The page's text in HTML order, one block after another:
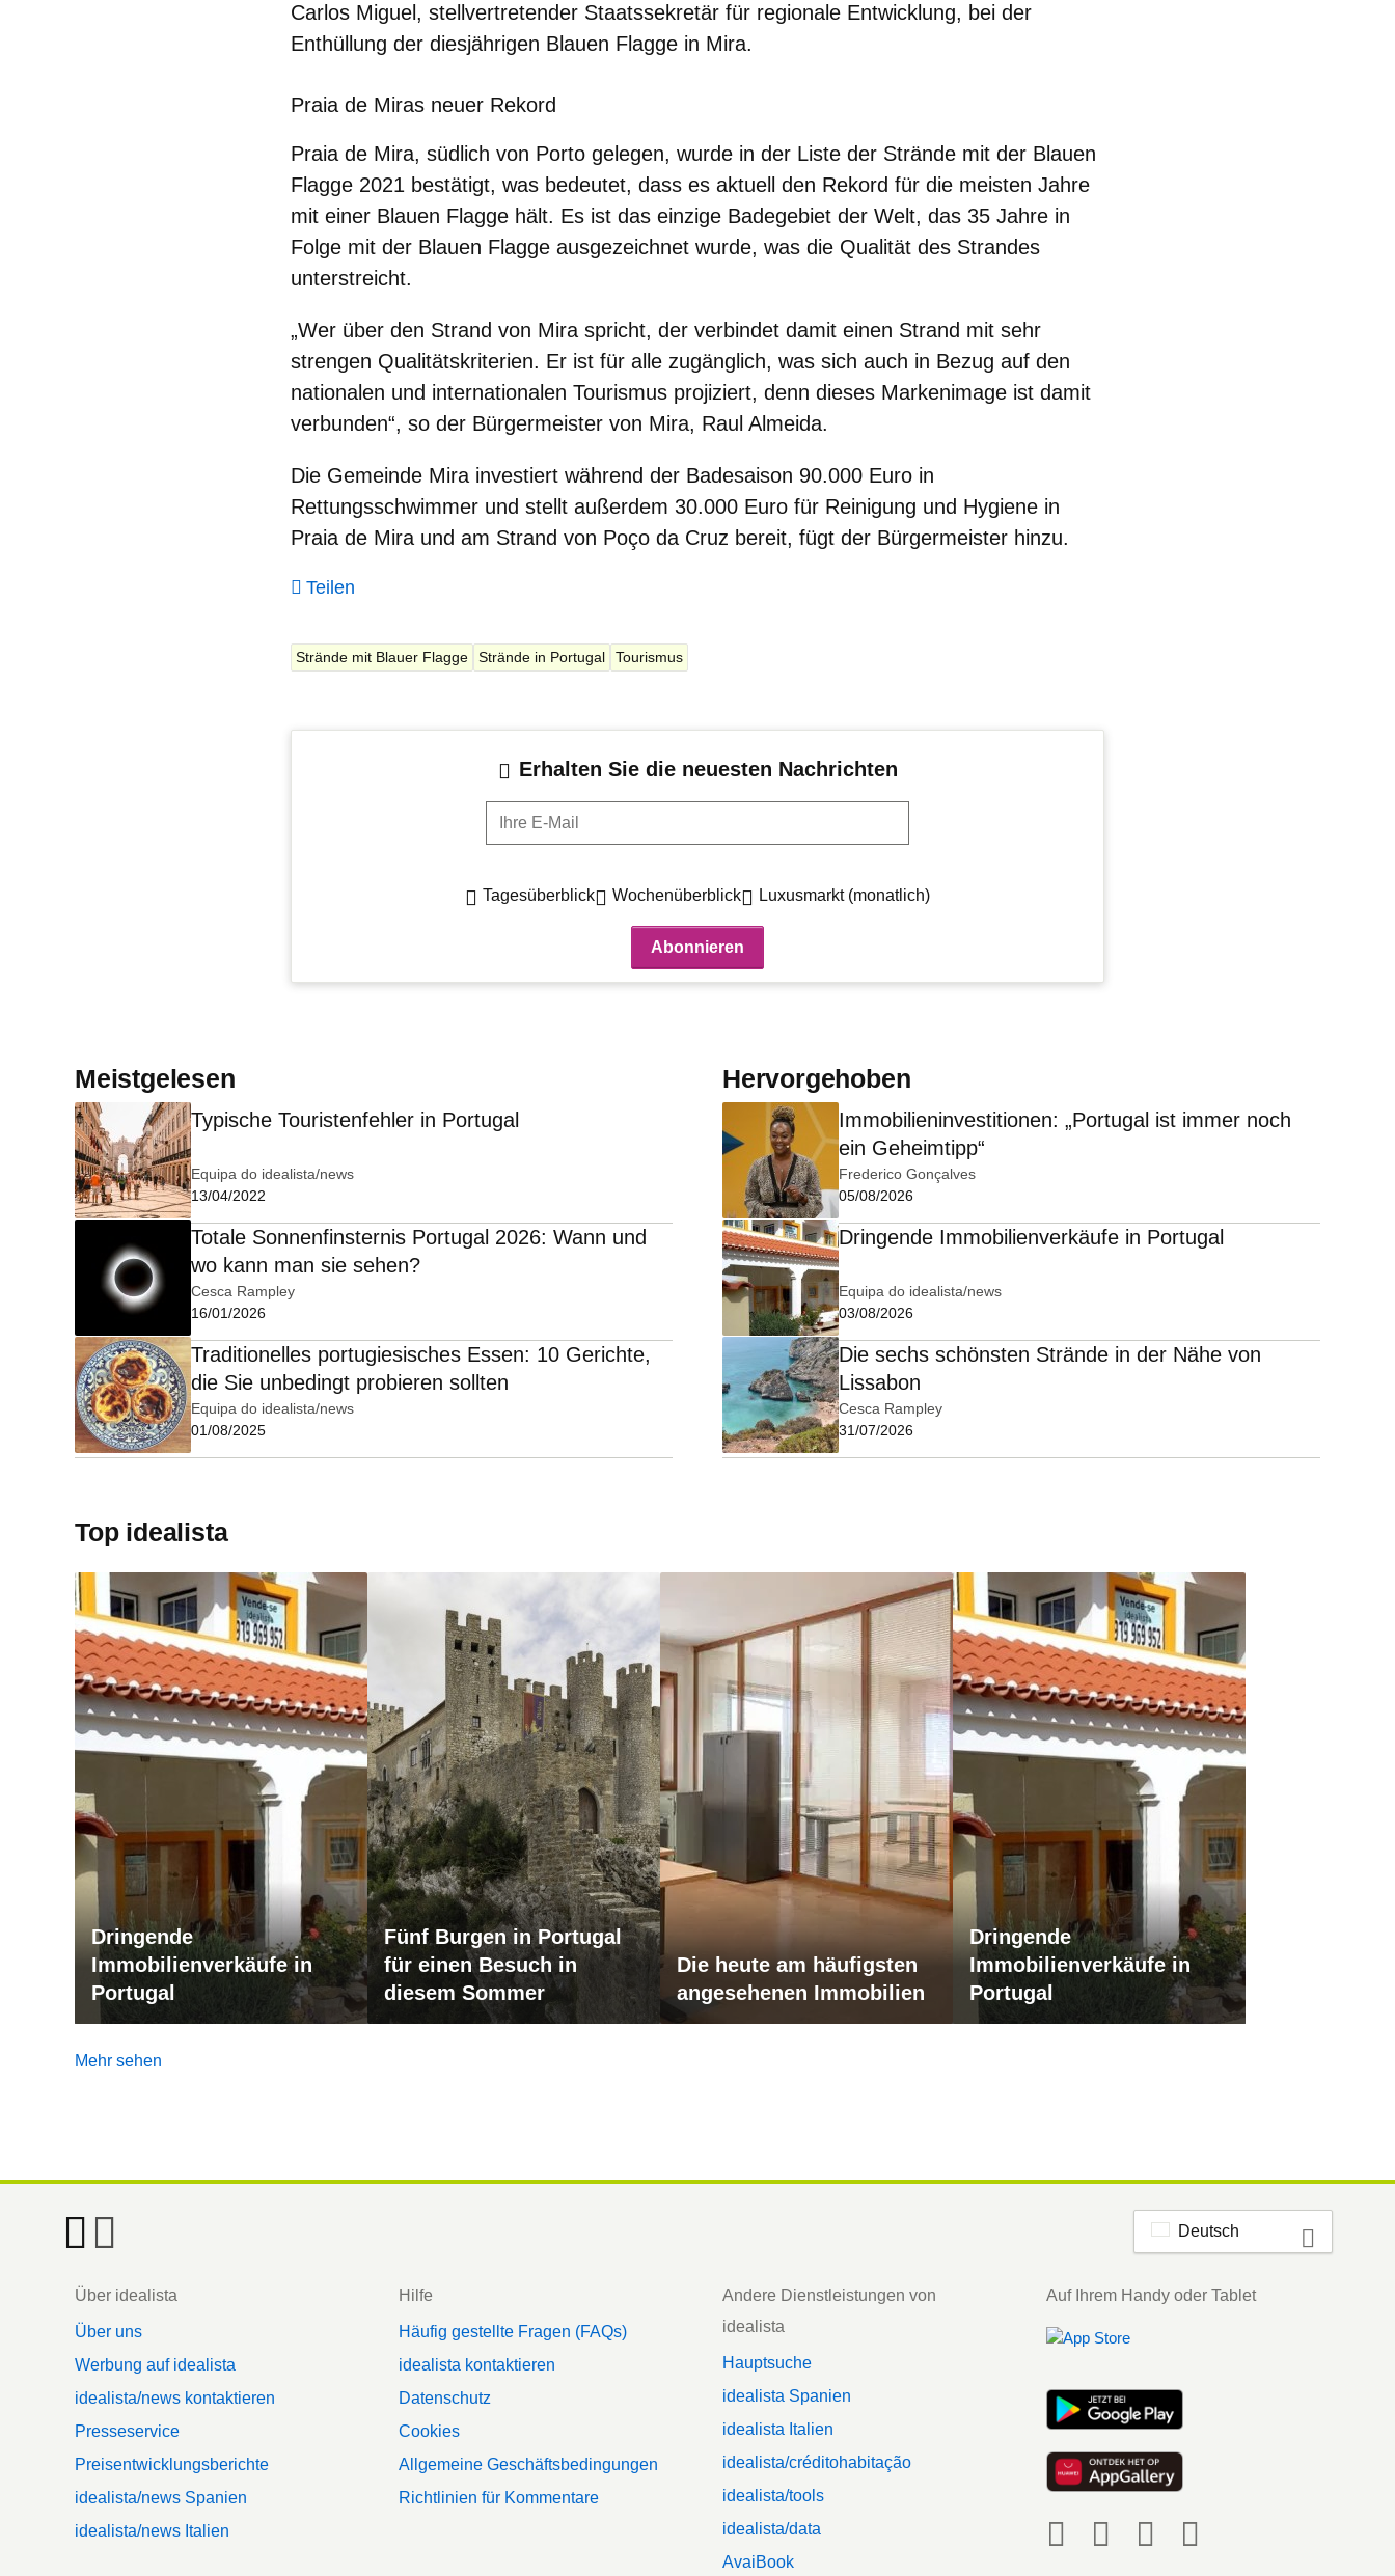
Carlos Miguel, stellvertretender Staatssekretär für regionale Entwicklung, bei der
Enthüllung der diesjährigen Blauen Flagge in Mira.
Praia de Miras neuer Rekord
Praia de Mira, südlich von Porto gelegen, wurde in der Liste der Strände mit der Blauen
Flagge 2021 bestätigt, was bedeutet, dass es aktuell den Rekord für die meisten Jahre
mit einer Blauen Flagge hält. Es ist das einzige Badegebiet der Welt, das 35 Jahre in
Folge mit der Blauen Flagge ausgezeichnet wurde, was die Qualität des Strandes
unterstreicht.
„Wer über den Strand von Mira spricht, der verbindet damit einen Strand mit sehr
strengen Qualitätskriterien. Er ist für alle zugänglich, was sich auch in Bezug auf den
nationalen und internationalen Tourismus projiziert, denn dieses Markenimage ist damit
verbunden“, so der Bürgermeister von Mira, Raul Almeida.
Die Gemeinde Mira investiert während der Badesaison 90.000 Euro in
Rettungsschwimmer und stellt außerdem 30.000 Euro für Reinigung und Hygiene in
Praia de Mira und am Strand von Poço da Cruz bereit, fügt der Bürgermeister hinzu.
Teilen
Strände mit Blauer Flagge Strände in Portugal Tourismus
Erhalten Sie die neuesten Nachrichten
Ihre E-Mail
Tagesüberblick Wochenüberblick Luxusmarkt (monatlich)
Meistgelesen
Typische Touristenfehler in Portugal
Equipa do idealista/news
13/04/2022
Totale Sonnenfinsternis Portugal 2026: Wann und
wo kann man sie sehen?
Cesca Rampley
16/01/2026
Traditionelles portugiesisches Essen: 10 Gerichte,
die Sie unbedingt probieren sollten
Equipa do idealista/news
01/08/2025
Hervorgehoben
Immobilieninvestitionen: „Portugal ist immer noch
ein Geheimtipp“
Frederico Gonçalves
05/08/2026
Dringende Immobilienverkäufe in Portugal
Equipa do idealista/news
03/08/2026
Die sechs schönsten Strände in der Nähe von
Lissabon
Cesca Rampley
31/07/2026
Top idealista
Dringende
Immobilienverkäufe in
Portugal
Fünf Burgen in Portugal
für einen Besuch in
diesem Sommer
Die heute am häufigsten
angesehenen Immobilien
Dringende
Immobilienverkäufe in
Portugal
Mehr sehen
Deutsch
Footer
Über idealista
Über uns
Werbung auf idealista
idealista/news kontaktieren
Presseservice
Preisentwicklungsberichte
idealista/news Spanien
idealista/news Italien
Hilfe
Häufig gestellte Fragen (FAQs)
idealista kontaktieren
Datenschutz
Cookies
Allgemeine Geschäftsbedingungen
Richtlinien für Kommentare
Andere Dienstleistungen von
idealista
Hauptsuche
idealista Spanien
idealista Italien
idealista/créditohabitação
idealista/tools
idealista/data
AvaiBook
Auf Ihrem Handy oder Tablet